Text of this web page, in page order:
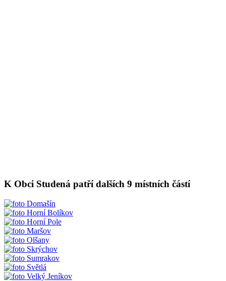
K Obci Studená patří dalších 9 místních částí
Domašín
Horní Bolíkov
Horní Pole
Maršov
Olšany
Skrýchov
Sumrakov
Světlá
Velký Jeníkov